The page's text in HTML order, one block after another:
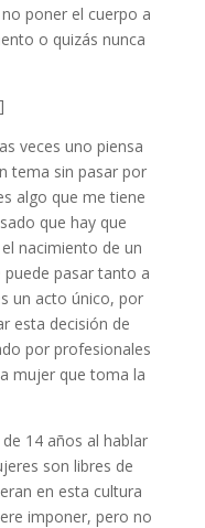
poner el cuerpo a
o quizás nunca
veces uno piensa
tema sin pasar por
algo que me tiene
que hay que
nacimiento de un
pasar tanto a
un acto único, por
esta decisión de
por profesionales
mujer que toma la
14 años al hablar
son libres de
en esta cultura
imponer, pero no